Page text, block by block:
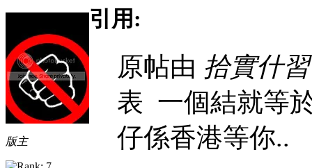
版主
引用:
原帖由 拾實什
表 一個結就等
仔係香港等你..